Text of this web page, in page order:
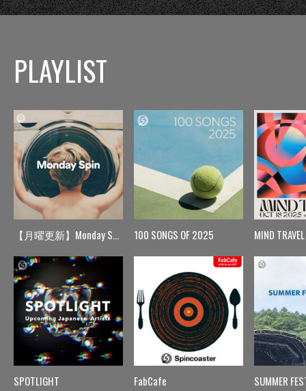
PLAYLIST
【月曜更新】Monday Spin
SPOTLIGHT
100 SONGS OF 2025
FabCafe
MIND TRAVEL
SUMMER